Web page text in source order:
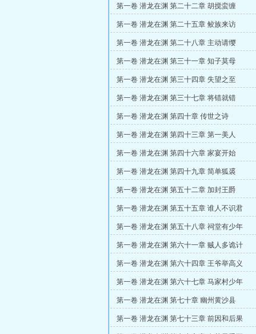
第一卷 潜龙在渊 第二十二章 胡搅蛮缠
第一卷 潜龙在渊 第二十五章 鲛族来访
第一卷 潜龙在渊 第二十八章 主动请缨
第一卷 潜龙在渊 第三十一章 知子莫母
第一卷 潜龙在渊 第三十四章 失望之至
第一卷 潜龙在渊 第三十七章 将错就错
第一卷 潜龙在渊 第四十章 传世之诗
第一卷 潜龙在渊 第四十三章 第一美人
第一卷 潜龙在渊 第四十六章 家宴开始
第一卷 潜龙在渊 第四十九章 简单狐裘
第一卷 潜龙在渊 第五十二章 加封王爵
第一卷 潜龙在渊 第五十五章 谁人不识君
第一卷 潜龙在渊 第五十八章 祠堂有少年
第一卷 潜龙在渊 第六十一章 贼人多诡计
第一卷 潜龙在渊 第六十四章 王爷举高义
第一卷 潜龙在渊 第六十七章 马家村少年
第一卷 潜龙在渊 第七十章 幽州黄沙县
第一卷 潜龙在渊 第七十三章 前因和后果